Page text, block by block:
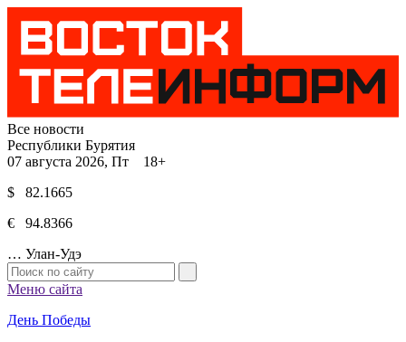
Все новости
Республики Бурятия
07 августа 2026, Пт 18+
$ 82.1665
€ 94.8366
… Улан-Удэ
Меню сайта
День Победы